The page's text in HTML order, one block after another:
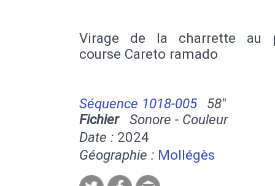
Virage de la charrette au
course Careto ramado
Séquence 1018-005
58''
FichierSonore - Couleur
Date : 2024
Géographie : Mollégès